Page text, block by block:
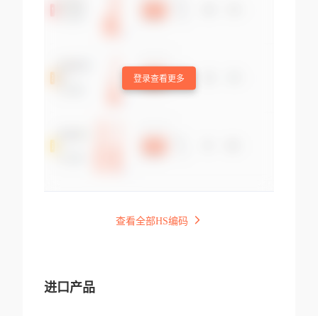
登录查看更多
查看全部HS编码
进口产品